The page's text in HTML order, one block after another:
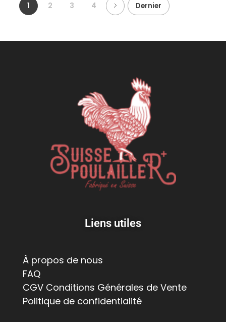
1 2 3 4 Dernier
Liens utiles
À propos de nous
FAQ
CGV Conditions Générales de Vente
Politique de confidentialité